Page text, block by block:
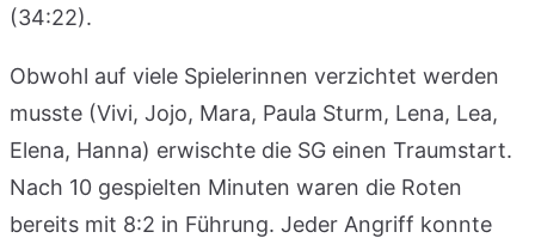
(34:22).
Obwohl auf viele Spielerinnen verzichtet werden
musste (Vivi, Jojo, Mara, Paula Sturm, Lena, Lea,
Elena, Hanna) erwischte die SG einen Traumstart.
Nach 10 gespielten Minuten waren die Roten
bereits mit 8:2 in Führung. Jeder Angriff konnte